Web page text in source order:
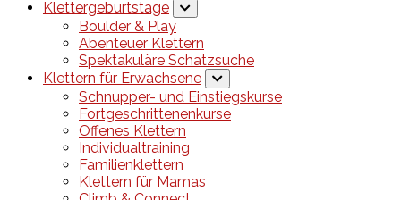
Klettergeburtstage
Boulder & Play
Abenteuer Klettern
Spektakuläre Schatzsuche
Klettern für Erwachsene
Schnupper- und Einstiegskurse
Fortgeschrittenenkurse
Offenes Klettern
Individualtraining
Familienklettern
Klettern für Mamas